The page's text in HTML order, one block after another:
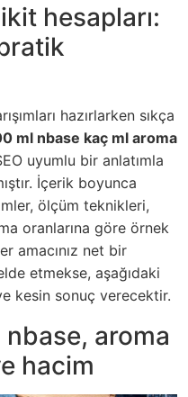
hesapları:
hazırlarken sıkça
ml nbase kaç ml aroma
uyumlu bir anlatımla
İçerik boyunca
ölçüm teknikleri,
oranlarına göre örnek
amacınız net bir
etmekse, aşağıdaki
kesin sonuç verecektir.
aroma
hacim